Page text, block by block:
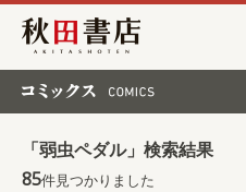
秋田書店
「弱虫ペダル」検索結果
85件見つかりました